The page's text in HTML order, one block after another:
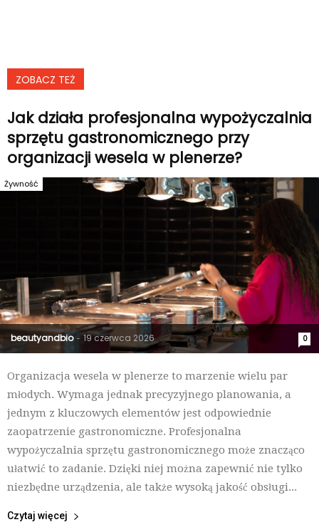
ZOBACZ TEŻ
Jak działa profesjonalna wypożyczalnia
sprzętu gastronomicznego przy
organizacji wesela w plenerze?
beautyandbio - 19 czerwca 2026 0
Żywność
Organizacja wesela w plenerze to marzenie wielu par
młodych. Wymaga jednak precyzyjnego planowania, a
jednym z kluczowych elementów jest odpowiednie
zaopatrzenie gastronomiczne. Profesjonalna
wypożyczalnia sprzętu gastronomicznego może znacząco
ułatwić to zadanie. Dzięki niej można zapewnić nie tylko
niezbędne urządzenia, ale także wysoką jakość obsługi...
Czytaj więcej